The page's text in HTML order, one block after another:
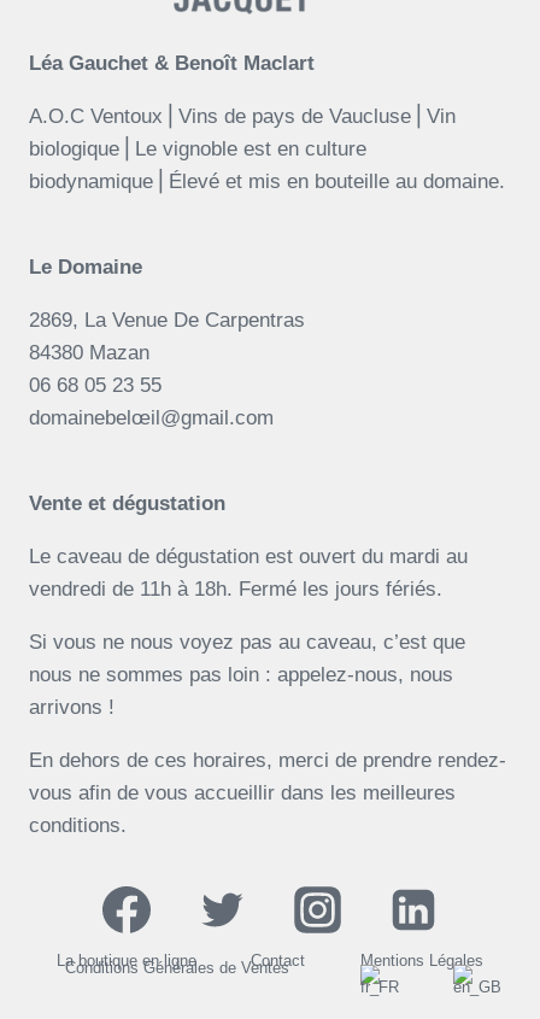
Léa Gauchet & Benoît Maclart
A.O.C Ventoux⎪Vins de pays de Vaucluse⎪Vin
biologique⎪Le vignoble est en culture
biodynamique⎪Élevé et mis en bouteille au domaine.
Le Domaine
2869, La Venue De Carpentras
84380 Mazan
06 68 05 23 55
domainebelœil@gmail.com
Vente et dégustation
Le caveau de dégustation est ouvert du mardi au
vendredi de 11h à 18h. Fermé les jours fériés.
Si vous ne nous voyez pas au caveau, c’est que
nous ne sommes pas loin : appelez-nous, nous
arrivons !
En dehors de ces horaires, merci de prendre rendez-
vous afin de vous accueillir dans les meilleures
conditions.
La boutique en ligne Contact Mentions Légales
Conditions Générales de Ventes